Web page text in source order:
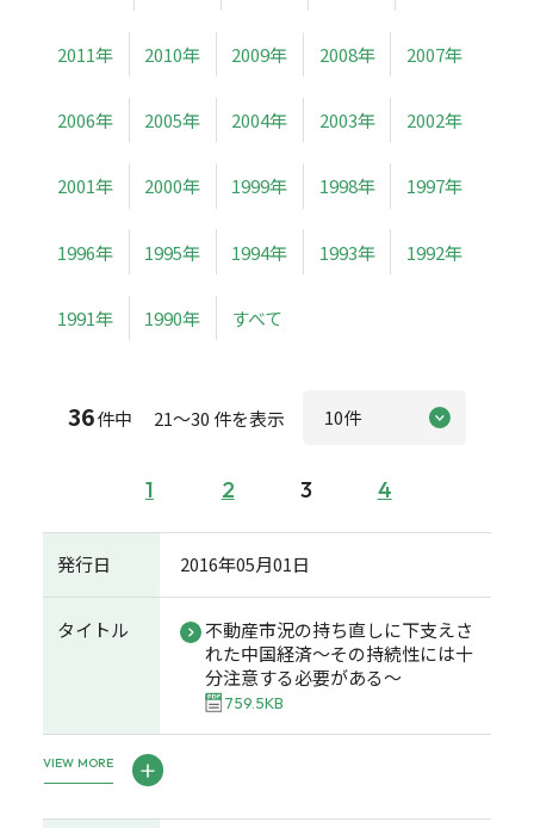
2011年 2010年 2009年 2008年 2007年
2006年 2005年 2004年 2003年 2002年
2001年 2000年 1999年 1998年 1997年
1996年 1995年 1994年 1993年 1992年
1991年 1990年 すべて
36件中 21～30 件を表示
1 2 3 4
発行日 2016年05月01日
タイトル
不動産市況の持ち直しに下支えさ
れた中国経済～その持続性には十
分注意する必要がある～
759.5KB
VIEW MORE